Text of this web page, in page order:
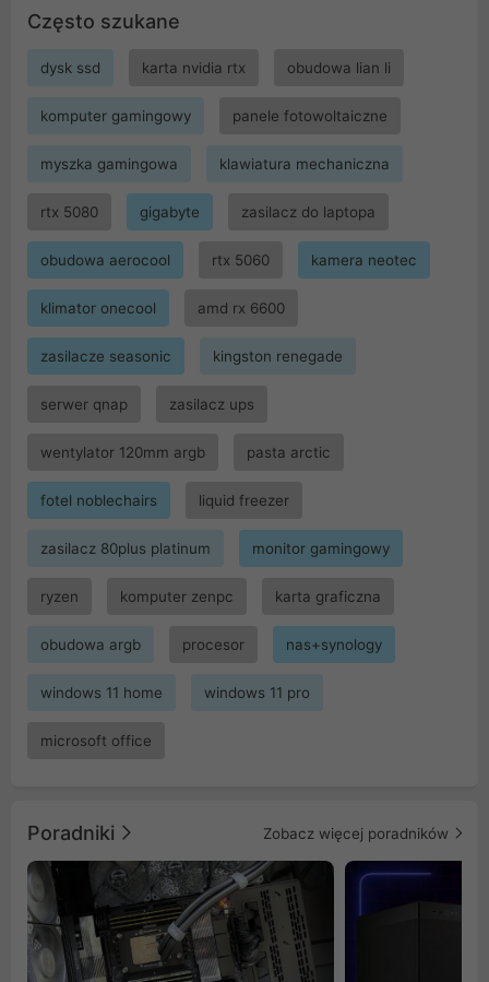
Często szukane
dysk ssd karta nvidia rtx obudowa lian li
komputer gamingowy panele fotowoltaiczne
myszka gamingowa klawiatura mechaniczna
rtx 5080 gigabyte zasilacz do laptopa
obudowa aerocool rtx 5060 kamera neotec
klimator onecool amd rx 6600
zasilacze seasonic kingston renegade
serwer qnap zasilacz ups
wentylator 120mm argb pasta arctic
fotel noblechairs liquid freezer
zasilacz 80plus platinum monitor gamingowy
ryzen komputer zenpc karta graficzna
obudowa argb procesor nas+synology
windows 11 home windows 11 pro
microsoft office
Poradniki Zobacz więcej poradników